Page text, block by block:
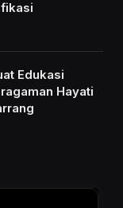
Edukasi
Hayati